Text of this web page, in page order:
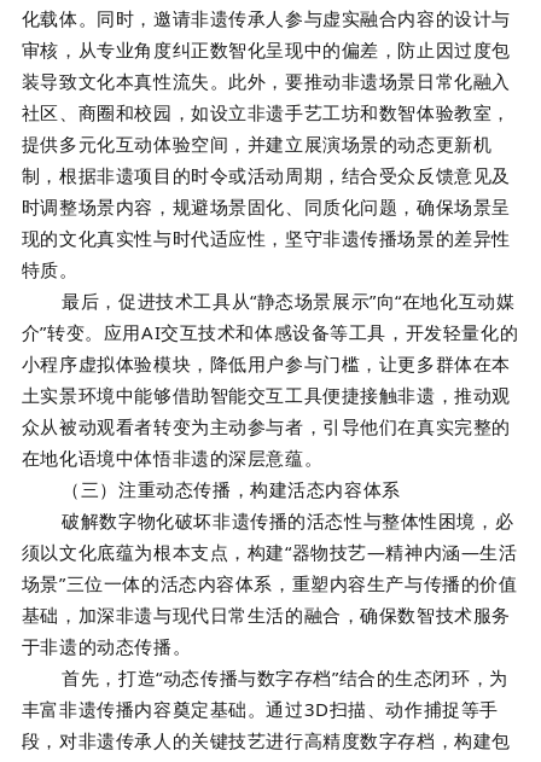
化载体。同时，邀请非遗传承人参与虚实融合内容的设计与
审核，从专业角度纠正数智化呈现中的偏差，防止因过度包
装导致文化本真性流失。此外，要推动非遗场景日常化融入
社区、商圈和校园，如设立非遗手艺工坊和数智体验教室，
提供多元化互动体验空间，并建立展演场景的动态更新机
制，根据非遗项目的时令或活动周期，结合受众反馈意见及
时调整场景内容，规避场景固化、同质化问题，确保场景呈
现的文化真实性与时代适应性，坚守非遗传播场景的差异性
特质。
最后，促进技术工具从“静态场景展示”向“在地化互动媒
介”转变。应用AI交互技术和体感设备等工具，开发轻量化的
小程序虚拟体验模块，降低用户参与门槛，让更多群体在本
土实景环境中能够借助智能交互工具便捷接触非遗，推动观
众从被动观看者转变为主动参与者，引导他们在真实完整的
在地化语境中体悟非遗的深层意蕴。
（三）注重动态传播，构建活态内容体系
破解数字物化破坏非遗传播的活态性与整体性困境，必
须以文化底蕴为根本支点，构建“器物技艺—精神内涵—生活
场景”三位一体的活态内容体系，重塑内容生产与传播的价值
基础，加深非遗与现代日常生活的融合，确保数智技术服务
于非遗的动态传播。
首先，打造“动态传播与数字存档”结合的生态闭环，为
丰富非遗传播内容奠定基础。通过3D扫描、动作捕捉等手
段，对非遗传承人的关键技艺进行高精度数字存档，构建包